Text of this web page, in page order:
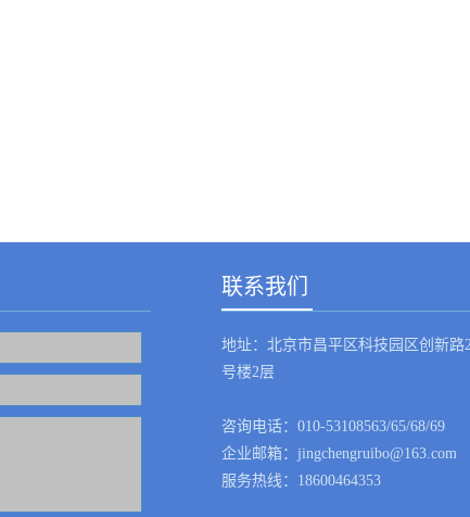
联系我们
地址：北京市昌平区科技园区创新路
号楼2层
咨询电话：010-53108563/65/68/69
企业邮箱：jingchengruibo@163.com
服务热线：18600464353